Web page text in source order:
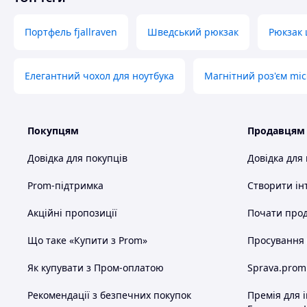
Портфель fjallraven Шведський рюкзак Рюкзак
Елегантний чохол для ноутбука Магнітний роз'єм
Покупцям
Довідка для покупців
Prom-підтримка
Акційні пропозиції
Що таке «Купити з Prom»
Як купувати з Пром-оплатою
Рекомендації з безпечних покупок
Продавцям
Довідка для
Створити
Почати
Просування
Премія для